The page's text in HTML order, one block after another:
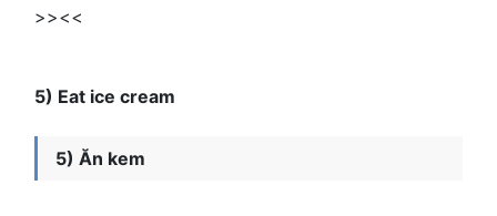
>><<
5) Eat ice cream
5) Ăn kem